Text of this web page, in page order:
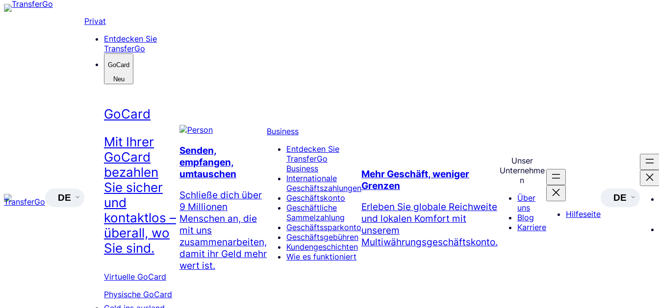
Skip
DE
Privat
Entdecken Sie
TransferGo
GoCard
Neu
GoCard
Mit Ihrer
GoCard
bezahlen
Sie sicher
und
kontaktlos –
überall, wo
Sie sind.
Virtuelle GoCard
Physische GoCard
Senden,
empfangen,
umtauschen
Schließe dich über
9 Millionen
Menschen an, die
mit uns
zusammenarbeiten,
damit ihr Geld mehr
wert ist.
Business
Entdecken Sie
TransferGo
Business
Internationale
Geschäftszahlungen
Geschäftskonto
Geschäftliche
Sammelzahlung
Geschäftssparkonto
Geschäftsgebühren
Kundengeschichten
Wie es funktioniert
Mehr Geschäft, weniger
Grenzen
Erleben Sie globale Reichweite
und lokalen Komfort mit
unserem
Multiwährungsgeschäftskonto.
Unser
Unternehme
n
Über
uns
Blog
Karriere
Hilfeseite
DE